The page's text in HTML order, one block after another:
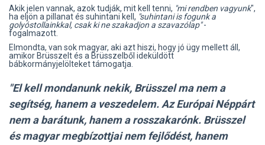
Akik jelen vannak, azok tudják, mit kell tenni, "mi rendben vagyunk",
ha eljön a pillanat és suhintani kell, "suhintani is fogunk a
golyóstollainkkal, csak ki ne szakadjon a szavazólap"-
fogalmazott.
Elmondta, van sok magyar, aki azt hiszi, hogy jó ügy mellett áll,
amikor Brüsszelt és a Brüsszelből ideküldött
bábkormányjelölteket támogatja.
"El kell mondanunk nekik, Brüsszel ma nem a
segítség, hanem a veszedelem. Az Európai Néppárt
nem a barátunk, hanem a rosszakarónk. Brüsszel
és magyar megbízottjai nem fejlődést, hanem